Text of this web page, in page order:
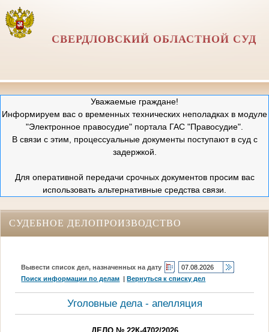
СВЕРДЛОВСКИЙ ОБЛАСТНОЙ СУД
Уважаемые граждане!
Информируем вас о временных технических неполадках в модуле
"Электронное правосудие" портала ГАС "Правосудие".
В связи с этим, процессуальные документы поступают в суд с
задержкой.
Для оперативной передачи срочных документов просим вас
использовать альтернативные средства связи.
СУДЕБНОЕ ДЕЛОПРОИЗВОДСТВО
Вывести список дел, назначенных на дату
Поиск информации по делам |Вернуться к списку дел
Уголовные дела - апелляция